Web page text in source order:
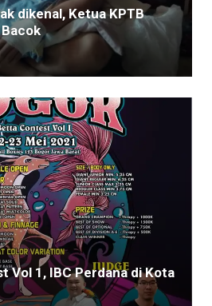
dikenal, Ketua KPTB
Vol 1, IBC Perdana di Kota